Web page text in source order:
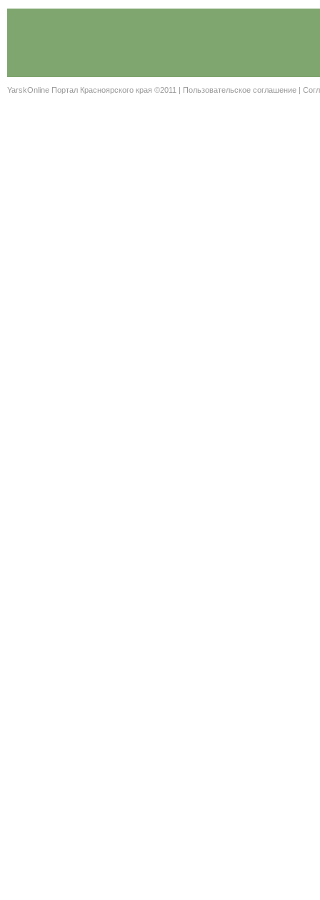
YarskOnline Портал Красноярского края ©2011 | Пользовательское соглашение |